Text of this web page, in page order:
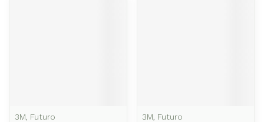
3M, Futuro
3M, Futuro